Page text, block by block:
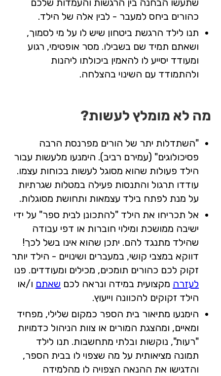
שתעשו הבחנה בין הרגשות והעמדות שלכם
כהורים ביחס למעבר - לבין אלה של הילד.
תנו לילד הרגשת ביטחון שיש לו על מי לסמוך,
ושאתם תמיד שם בשבילו. מסר אופטימי, רגוע
ומעודד יסייע לו להאמין ביכולתו ליהנות
ולהתמודד עם השינוי בהצלחה.
מה לא מומלץ לעשות?
"השתדלות יתר של הורים מפרנסת הרבה
פסיכולוגים" (עמירם רביב). הימנעו מלעשות עבור
הילד פעולות שהוא מסוגל לעשות בכוחות עצמו.
עודדו תרגול והתנסות פעילה במטלות שגרתיות
על מנת לפתח בילד עצמאות ותחושת מסוגלות.
אל תכריחו את הילד "להתכונן לבית ספר" על ידי
ישיבה ממושכת ומילוי חוברות או דפי עבודה
שהילד מתנגד להם. יתכן שהוא אינו בשל לכך!
דווקא במצבי קושי, במעברים ושינויים - הילד יותר
זקוק לכם כהורים תומכים, מכילים ומעודדים. פנו
לעזרה מקצועית במידה ונראה לכם שאתם ו/או
הילד זקוקים להכוונה וייעוץ.
הימנעו מתיאור בית הספר כמקום שלילי, מפחיד
ומאיים, ומהצגת המורים או צוות הניהול כדמויות
"רעות", נוקשות ובלתי מתחשבות. תנו לילד
תמונה מציאותית על מה שצפוי לו בבית הספר,
והדגישו את ההנאה הצפויה לו מהלמידה